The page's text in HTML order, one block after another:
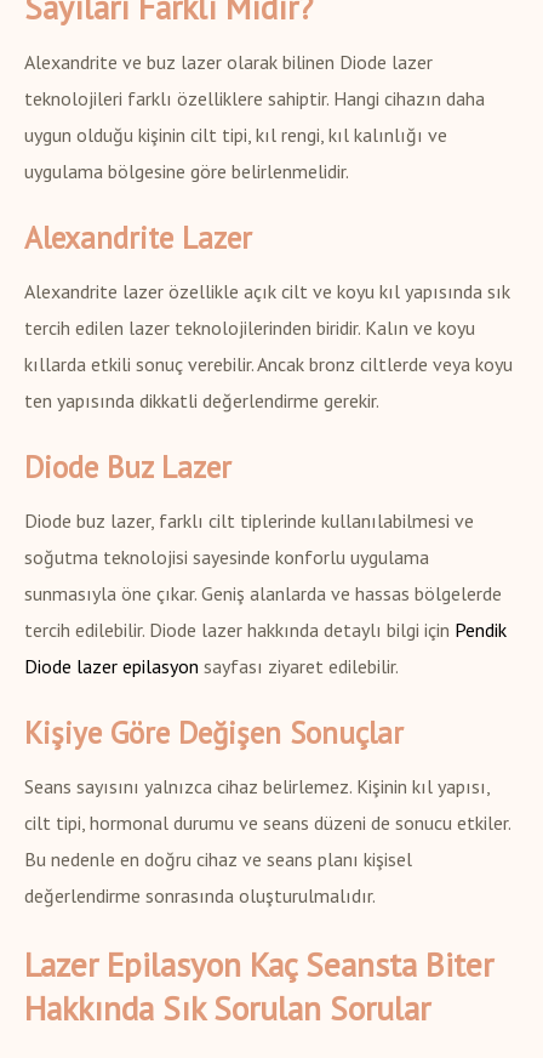
Alexandrite ve buz lazer olarak bilinen Diode lazer
teknolojileri farklı özelliklere sahiptir. Hangi cihazın daha
uygun olduğu kişinin cilt tipi, kıl rengi, kıl kalınlığı ve
uygulama bölgesine göre belirlenmelidir.
Alexandrite Lazer
Alexandrite lazer özellikle açık cilt ve koyu kıl yapısında sık
tercih edilen lazer teknolojilerinden biridir. Kalın ve koyu
kıllarda etkili sonuç verebilir. Ancak bronz ciltlerde veya koyu
ten yapısında dikkatli değerlendirme gerekir.
Diode Buz Lazer
Diode buz lazer, farklı cilt tiplerinde kullanılabilmesi ve
soğutma teknolojisi sayesinde konforlu uygulama
sunmasıyla öne çıkar. Geniş alanlarda ve hassas bölgelerde
tercih edilebilir. Diode lazer hakkında detaylı bilgi için Pendik
Diode lazer epilasyon sayfası ziyaret edilebilir.
Kişiye Göre Değişen Sonuçlar
Seans sayısını yalnızca cihaz belirlemez. Kişinin kıl yapısı,
cilt tipi, hormonal durumu ve seans düzeni de sonucu etkiler.
Bu nedenle en doğru cihaz ve seans planı kişisel
değerlendirme sonrasında oluşturulmalıdır.
Lazer Epilasyon Kaç Seansta Biter
Hakkında Sık Sorulan Sorular